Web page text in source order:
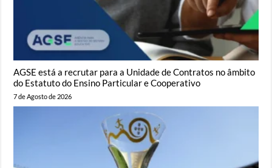
AGSE está a recrutar para a Unidade de Contratos no âmbito
do Estatuto do Ensino Particular e Cooperativo
7 de Agosto de 2026